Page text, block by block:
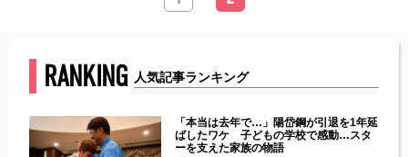
RANKING 人気記事ランキング
「本当は去年で…」陽岱鋼が引退を1年延
ばしたワケ 子どもの学校で感動…スタ
ーを支えた家族の物語